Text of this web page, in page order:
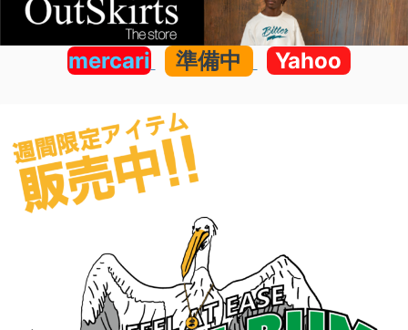
mercari 準備中 Yahoo